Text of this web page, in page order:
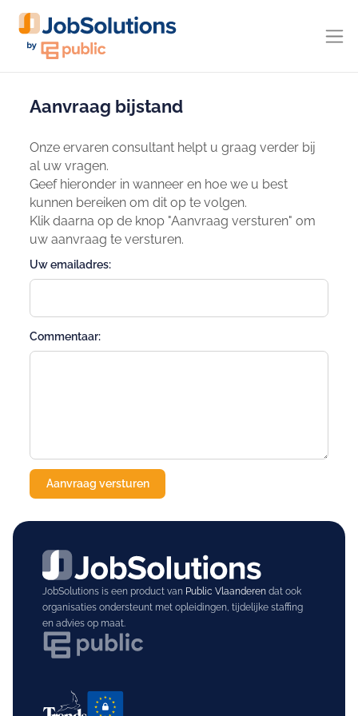
Aanvraag bijstand
Onze ervaren consultant helpt u graag verder bij
al uw vragen.
Geef hieronder in wanneer en hoe we u best
kunnen bereiken om dit op te volgen.
Klik daarna op de knop "Aanvraag versturen" om
uw aanvraag te versturen.
Uw emailadres:
Commentaar:
JobSolutions is een product van Public Vlaanderendat ook
organisaties ondersteunt met opleidingen, tijdelijke staffing
en advies op maat.